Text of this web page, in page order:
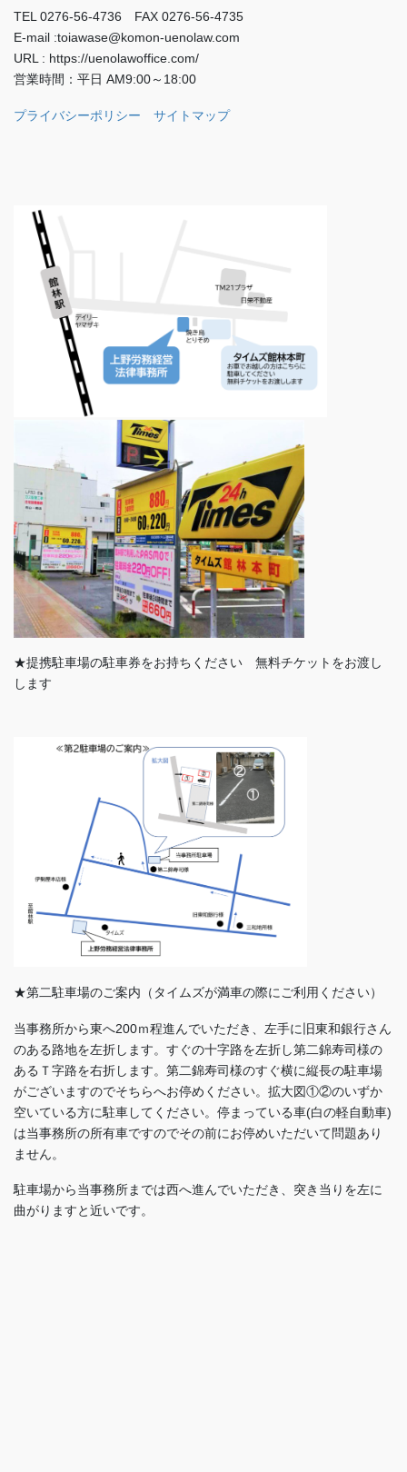
TEL 0276-56-4736 FAX 0276-56-4735
E-mail :toiawase@komon-uenolaw.com
URL : https://uenolawoffice.com/
営業時間：平日 AM9:00～18:00
プライバシーポリシー サイトマップ
★提携駐車場の駐車券をお持ちください 無料チケットをお渡し
します
★第二駐車場のご案内（タイムズが満車の際にご利用ください）
当事務所から東へ200ｍ程進んでいただき、左手に旧東和銀行さん
のある路地を左折します。すぐの十字路を左折し第二錦寿司様の
あるＴ字路を右折します。第二錦寿司様のすぐ横に縦長の駐車場
がございますのでそちらへお停めください。拡大図①②のいずか
空いている方に駐車してください。停まっている車(白の軽自動車)
は当事務所の所有車ですのでその前にお停めいただいて問題あり
ません。
駐車場から当事務所までは西へ進んでいただき、突き当りを左に
曲がりますと近いです。